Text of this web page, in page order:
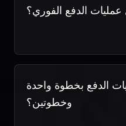
الدفع الفوري؟
الدفع بخطوة واحدة
وخطوتين؟